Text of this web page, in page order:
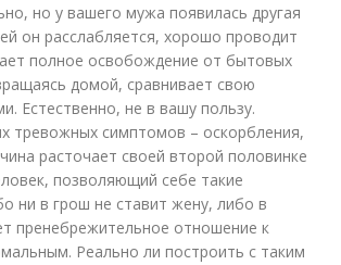
но у вашего мужа появилась другая
он расслабляется, хорошо проводит
полное освобождение от бытовых
домой, сравнивает свою
Естественно, не в вашу пользу.
тревожных симптомов – оскорбления,
расточает своей второй половинке
позволяющий себе такие
ни в грош не ставит жену, либо в
пренебрежительное отношение к
Реально ли построить с таким